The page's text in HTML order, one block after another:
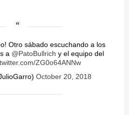
Otro sábado escuchando a los
a @PatoBullrich y el equipo del
ZG0o64ANNw
October 20, 2018